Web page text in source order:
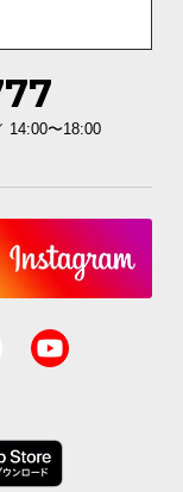
心
14:00〜18:00